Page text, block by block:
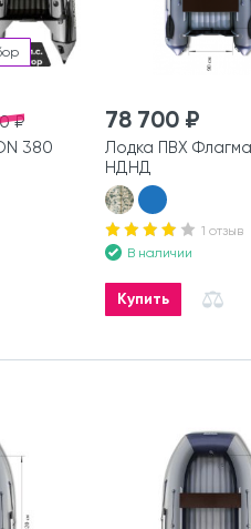
₽
380
78 700 ₽
Лодка ПВХ
НДНД
1 отзыв
В наличии
Купить